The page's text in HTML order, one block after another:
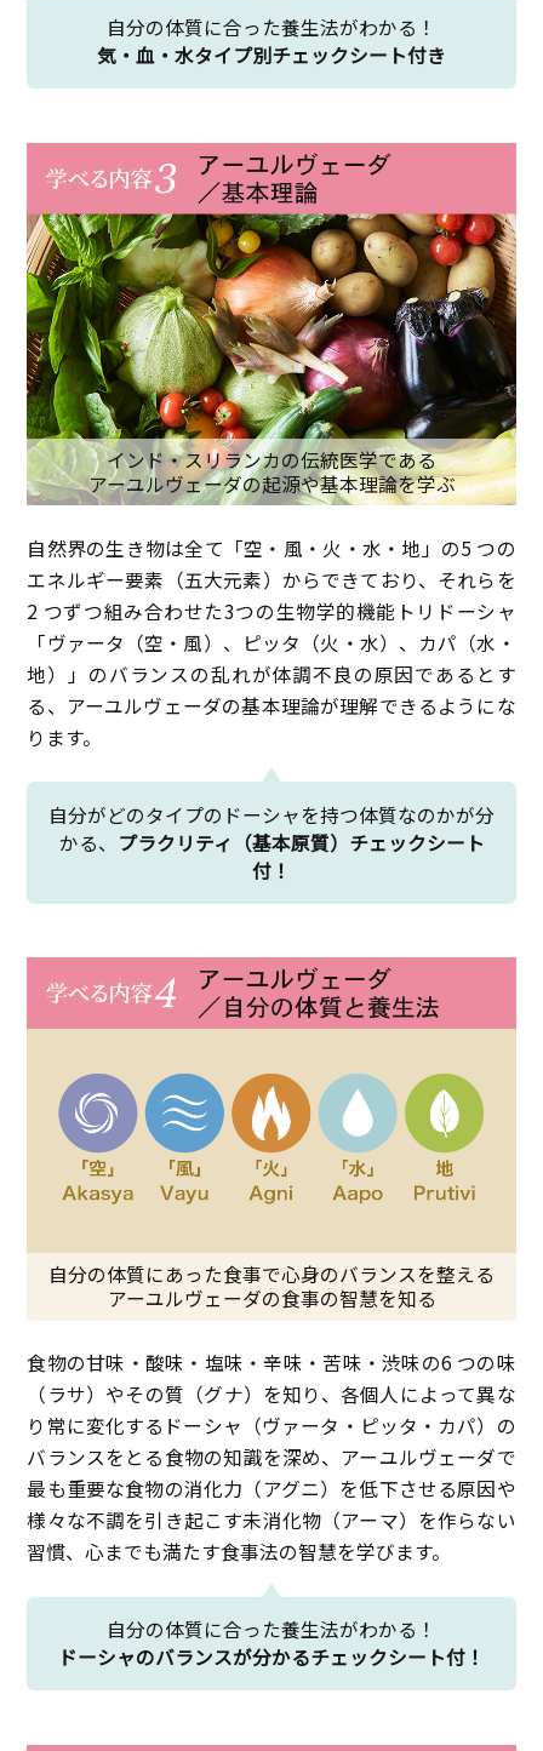
自分の体質に合った養生法がわかる！
気・血・水タイプ別チェックシート付き
インド・スリランカの伝統医学である
アーユルヴェーダの起源や基本理論を学ぶ
自然界の生き物は全て「空・風・火・水・地」の5 つの
エネルギー要素（五大元素）からできており、それらを
2 つずつ組み合わせた3つの生物学的機能トリドーシャ
「ヴァータ（空・風）、ピッタ（火・水）、カパ（水・
地）」のバランスの乱れが体調不良の原因であるとす
る、アーユルヴェーダの基本理論が理解できるようにな
ります。
自分がどのタイプのドーシャを持つ体質なのかが分
かる、 プラクリティ（基本原質）チェックシート
付！
自分の体質にあった食事で心身のバランスを整える
アーユルヴェーダの食事の智慧を知る
食物の甘味・酸味・塩味・辛味・苦味・渋味の6 つの味
（ラサ）やその質（グナ）を知り、各個人によって異な
り常に変化するドーシャ（ヴァータ・ピッタ・カパ）の
バランスをとる食物の知識を深め、アーユルヴェーダで
最も重要な食物の消化力（アグニ）を低下させる原因や
様々な不調を引き起こす未消化物（アーマ）を作らない
習慣、心までも満たす食事法の智慧を学びます。
自分の体質に合った養生法がわかる！
ドーシャのバランスが分かるチェックシート付！